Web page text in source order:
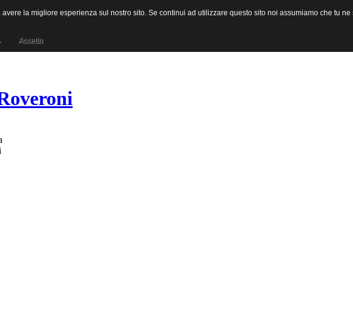
la migliore esperienza sul nostro sito. Se continui ad utilizzare questo sito noi assumiamo che tu
Accetto